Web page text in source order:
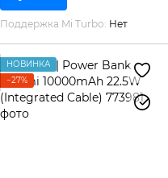
Поддержка Mi Turbo Нет
НОВИНКА
−27%